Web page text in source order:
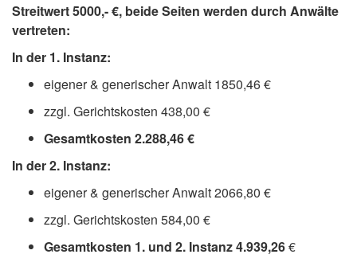
Streitwert 5000,- €, beide Seiten werden durch Anwälte
vertreten:
In der 1. Instanz:
eigener & generischer Anwalt 1850,46 €
zzgl. Gerichtskosten 438,00 €
Gesamtkosten 2.288,46 €
In der 2. Instanz:
eigener & generischer Anwalt 2066,80 €
zzgl. Gerichtskosten 584,00 €
Gesamtkosten 1. und 2. Instanz 4.939,26€